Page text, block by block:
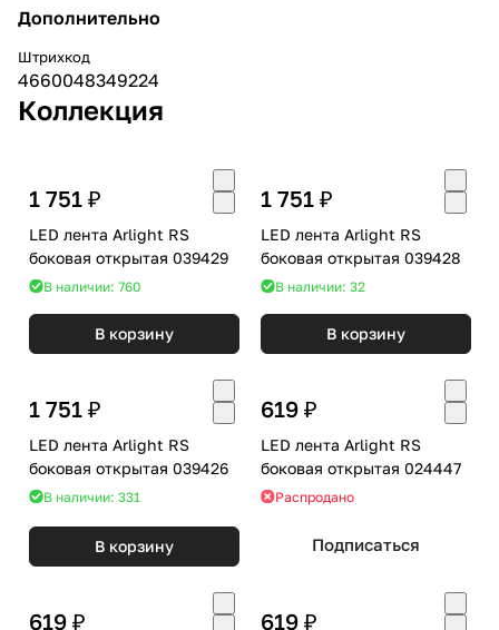
Дополнительно
Штрихкод
4660048349224
Коллекция
1 751 ₽
LED лента Arlight RS
боковая открытая 039429
В наличии: 760
В корзину
1 751 ₽
LED лента Arlight RS
боковая открытая 039428
В наличии: 32
В корзину
1 751 ₽
LED лента Arlight RS
боковая открытая 039426
В наличии: 331
В корзину
619 ₽
LED лента Arlight RS
боковая открытая 024447
Распродано
Подписаться
619 ₽ 619 ₽